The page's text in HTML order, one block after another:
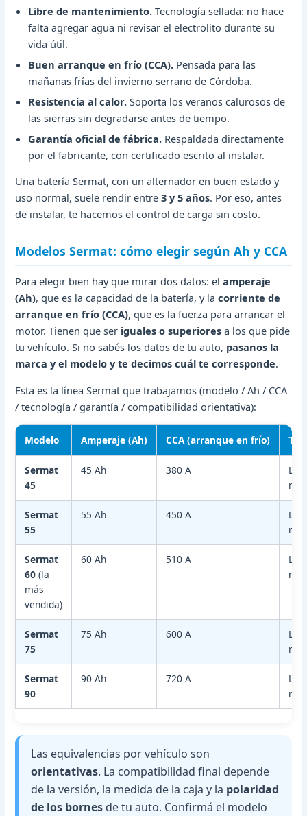
Libre de mantenimiento. Tecnología sellada: no hace
falta agregar agua ni revisar el electrolito durante su
vida útil.
Buen arranque en frío (CCA). Pensada para las
mañanas frías del invierno serrano de Córdoba.
Resistencia al calor. Soporta los veranos calurosos de
las sierras sin degradarse antes de tiempo.
Garantía oficial de fábrica. Respaldada directamente
por el fabricante, con certificado escrito al instalar.
Una batería Sermat, con un alternador en buen estado y
uso normal, suele rendir entre3 y 5 años. Por eso, antes
de instalar, te hacemos el control de carga sin costo.
Modelos Sermat: cómo elegir según Ah y CCA
Para elegir bien hay que mirar dos datos: elamperaje
(Ah), que es la capacidad de la batería, y lacorriente de
arranque en frío (CCA), que es la fuerza para arrancar el
motor. Tienen que ser iguales o superiores a los que pide
tu vehículo. Si no sabés los datos de tu auto, pasanos la
marca y el modelo y te decimos cuál te corresponde.
Esta es la línea Sermat que trabajamos (modelo / Ah / CCA
/ tecnología / garantía / compatibilidad orientativa):
Modelo Amperaje (Ah) CCA (arranque en frío)
Sermat
45
45 Ah 380 A
Sermat
55
55 Ah 450 A
Sermat
60 (la
más
vendida)
60 Ah 510 A
Sermat
75
75 Ah 600 A
Sermat
90
90 Ah 720 A
Las equivalencias por vehículo son
orientativas. La compatibilidad final depende
de la versión, la medida de la caja y la polaridad
de los bornes de tu auto. Confirmá el modelo